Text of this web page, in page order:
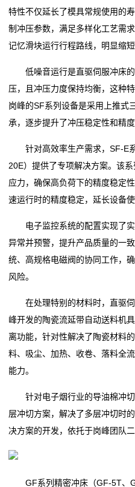
特性不仅延长了模具常规使用的
制冲压参数，满足多样化工艺需
记忆滑块运行行程路线，明显缩
低噪音运行是直驱伺服冲床的
压，且冲压力度保持均衡，这种
岗峰的SF系列设备是采用上推式
承，逐步提升了冲压稳定性和精度
针对高效率生产需求，SF-E
20E）提供了专项解决方案。该
应力，确保高负荷下的精度稳定
速运行时的精度稳定，延长设备使
电子监控系统的配置实现了实
异常并预警，提升产品质量的一
统、高规格电磁阀的协同工作，
风险。
在处理特别的材料时，直驱伺
峰开发的陶瓷流延带自动送料机
离功能，针对性解决了陶瓷材料
料、吸尘、加热、收卷、落料全
能力。
针对电子烟行业的导油棉冲切
层冲切方案，解决了多层冲切时
决方案的开发，依托于岗峰团队
GF系列精密冲床（GF-5T、